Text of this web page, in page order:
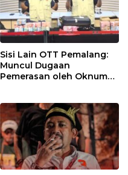
Sisi Lain OTT Pemalang:
Muncul Dugaan
Pemerasan oleh Oknum